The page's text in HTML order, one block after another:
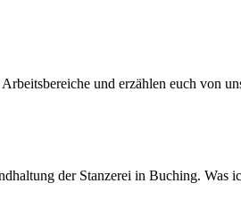
und erzählen euch von
der Stanzerei in Buching. Was